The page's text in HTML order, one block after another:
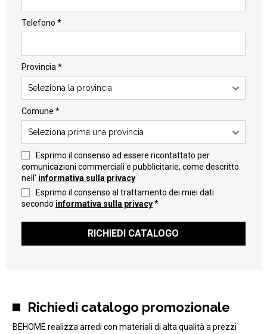
Richiedi catalogo promozionale
BEHOME realizza arredi con materiali di alta qualità a prezzi
Telefono *
Provincia *
Seleziona la provincia
Comune *
Seleziona prima una provincia
Esprimo il consenso ad essere ricontattato per
comunicazioni commerciali e pubblicitarie, come descritto
nell' informativa sulla privacy
Esprimo il consenso al trattamento dei miei dati
secondo informativa sulla privacy*
RICHIEDI CATALOGO